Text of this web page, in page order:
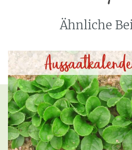
Ähnliche